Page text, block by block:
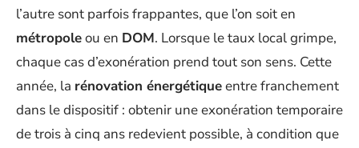
l’autre sont parfois frappantes, que l’on soit en
métropoleou en DOM. Lorsque le taux local grimpe,
chaque cas d’exonération prend tout son sens. Cette
année, la rénovation énergétiqueentre franchement
dans le dispositif : obtenir une exonération temporaire
de trois à cinq ans redevient possible, à condition que